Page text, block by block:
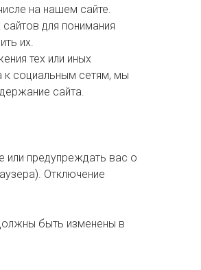
на нашем сайте.
для понимания
их.
тех или иных
к социальным сетям, мы
сайта.
предупреждать вас о
Отключение
быть изменены в